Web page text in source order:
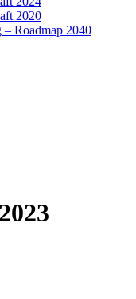
2020
Roadmap 2040